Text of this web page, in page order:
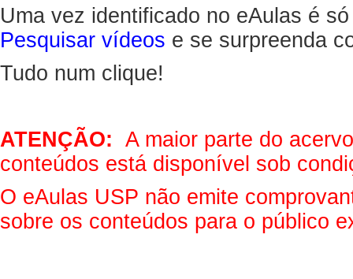
Uma vez identificado no eAulas é
Pesquisar vídeos e se surpreenda
Tudo num clique!
ATENÇÃO: A maior parte do
conteúdos está disponível sob
O eAulas USP não emite
sobre os conteúdos para o público